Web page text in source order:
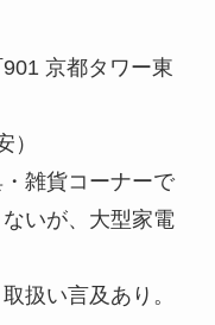
京都タワー東
）
雑貨コーナーで
いが、大型家電
扱い言及あり。